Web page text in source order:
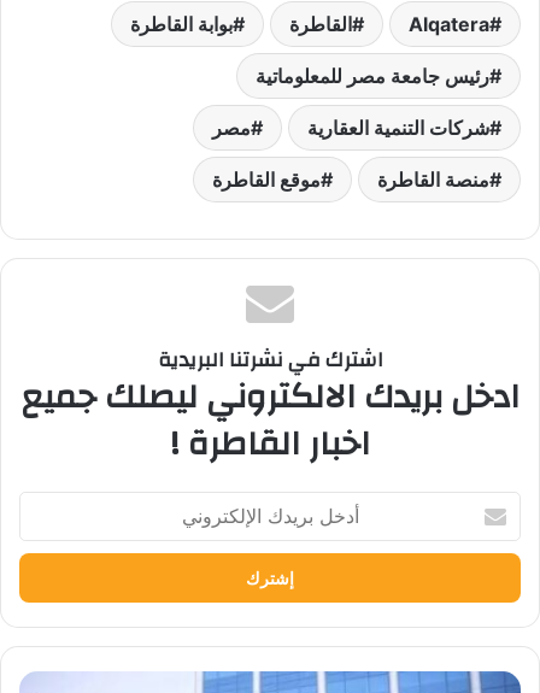
Alqatera القاطرة بوابة القاطرة
رئيس جامعة مصر للمعلوماتية
شركات التنمية العقارية مصر
منصة القاطرة موقع القاطرة
اشترك في نشرتنا البريدية
ادخل بريدك الالكتروني ليصلك جميع
اخبار القاطرة !
بريدك
الإلكتروني
الأكاديمية